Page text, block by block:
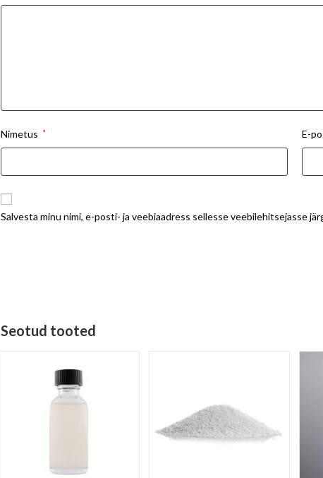
Nimetus * E-
Salvesta minu nimi, e-posti- ja veebiaadress sellesse veebilehitsejasse
Seotud tooted